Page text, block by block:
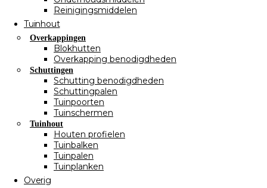
Reinigingsmiddelen
Tuinhout
Overkappingen
Blokhutten
Overkapping benodigdheden
Schuttingen
Schutting benodigdheden
Schuttingpalen
Tuinpoorten
Tuinschermen
Tuinhout
Houten profielen
Tuinbalken
Tuinpalen
Tuinplanken
Overig